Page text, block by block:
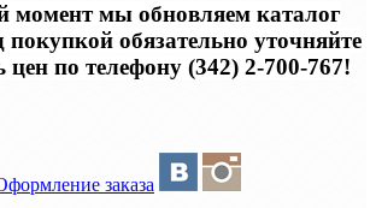
момент мы обновляем каталог
покупкой обязательно уточняйте
цен по телефону (342) 2-700-767!
заказа